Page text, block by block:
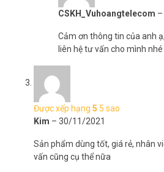
CSKH_Vuhoangtelecom –
Cảm ơn thông tin của anh
liên hệ tư vấn cho mình nhé
Được xếp hạng 5 5 sao
Kim – 30/11/2021
Sản phẩm dùng tốt, giá rẻ, nhân
vấn cũng cụ thể nữa